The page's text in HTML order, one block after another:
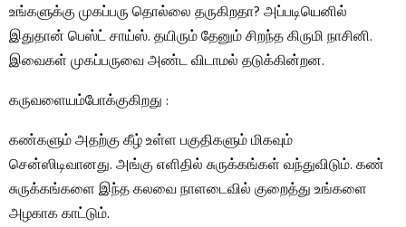
உங்களுக்கு முகப்பரு தொல்லை தருகிறதா? அப்படியெனில்
இதுதான் பெஸ்ட் சாய்ஸ். தயிரும் தேனும் சிறந்த கிருமி நாசினி.
இவைகள் முகப்பருவை அண்ட விடாமல் தடுக்கின்றன.
கருவளையம்போக்குகிறது :
கண்களும் அதற்கு கீழ் உள்ள பகுதிகளும் மிகவும்
சென்ஸிடிவானது. அங்கு எளிதில் சுருக்கங்கள் வந்துவிடும். கண்
சுருக்கங்களை இந்த கலவை நாளடைவில் குறைத்து உங்களை
அழகாக காட்டும்.